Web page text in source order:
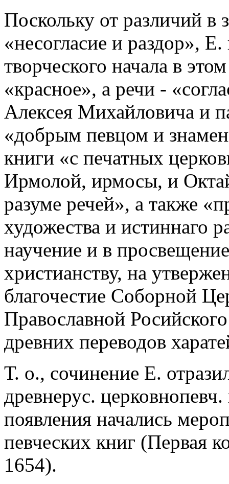
Поскольку от различий
«несогласие и раздор»,
творческого начала в
«красное», а речи -
Алексея Михайловича и
«добрым певцом и
книги «с печатных
Ирмолой, ирмосы, и
разуме речей», а также
художества и истиннаго
научение и в
христианству, на
благочестие Соборной
Православной
древних переводов
Т. о., сочинение Е.
древнерус. церковнопевч.
появления начались
певческих книг (Первая
1654).